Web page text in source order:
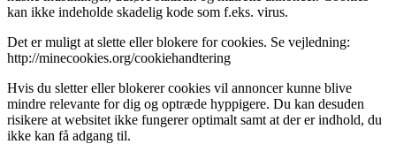
kan ikke indeholde skadelig kode som f.eks. virus.
Det er muligt at slette eller blokere for cookies. Se vejledning:
http://minecookies.org/cookiehandtering
Hvis du sletter eller blokerer cookies vil annoncer kunne blive
mindre relevante for dig og optræde hyppigere. Du kan desuden
risikere at websitet ikke fungerer optimalt samt at der er indhold, du
ikke kan få adgang til.